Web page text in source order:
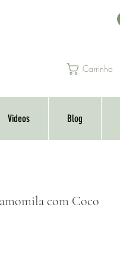
Carrinho
Videos Blog
com Coco